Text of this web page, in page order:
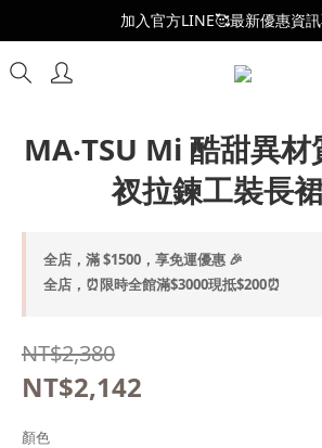
全新會員制度更新👑
加入官方LINE🥰最新優惠資
全新會員制度更新👑
MA‧TSU Mi 酷甜異
衩拉鍊工裝長
全店，滿 $1500，享免運優惠 🎉
全店，⏰限時全館滿$3000現抵$200⏰
NT$2,380
NT$2,142
顏色